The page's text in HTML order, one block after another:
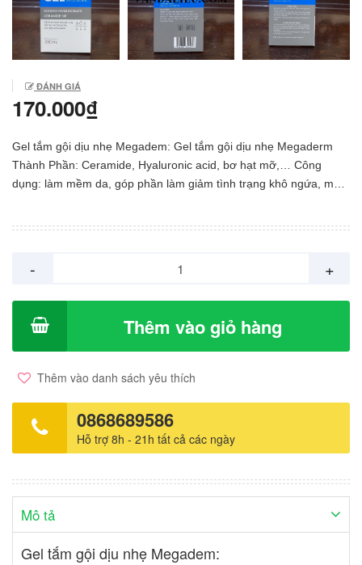
ĐÁNH GIÁ
170.000₫
Gel tắm gội dịu nhẹ Megadem: Gel tắm gội dịu nhẹ Megaderm
Thành Phần: Ceramide, Hyaluronic acid, bơ hạt mỡ,… Công
dụng: làm mềm da, góp phần làm giảm tình trạng khô ngứa, mẩn
cơ thể của bạn để các tinh chất dễ dàng ngấm vào da, nuôi
36 tháng Sản xuất: Công ty cổ phần dược mỹ phẩm CVI, Việt
Nam
- +
Thêm vào giỏ hàng
Thêm vào danh sách yêu thích
0868689586
Hỗ trợ 8h - 21h tất cả các ngày
Mô tả
Gel tắm gội dịu nhẹ Megadem: